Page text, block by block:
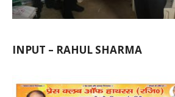
INPUT – RAHUL SHARMA